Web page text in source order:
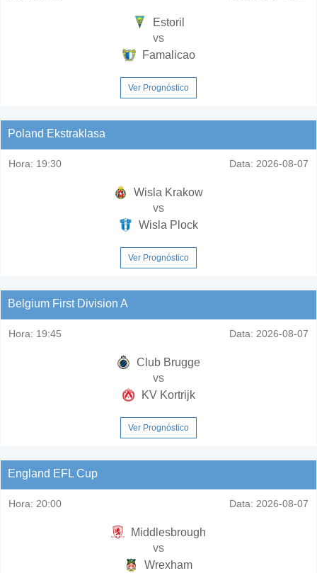
Estoril
vs
Famalicao
Ver Prognóstico
Poland Ekstraklasa
Hora: 19:30 Data: 2026-08-07
Wisla Krakow
vs
Wisla Plock
Ver Prognóstico
Belgium First Division A
Hora: 19:45 Data: 2026-08-07
Club Brugge
vs
KV Kortrijk
Ver Prognóstico
England EFL Cup
Hora: 20:00 Data: 2026-08-07
Middlesbrough
vs
Wrexham